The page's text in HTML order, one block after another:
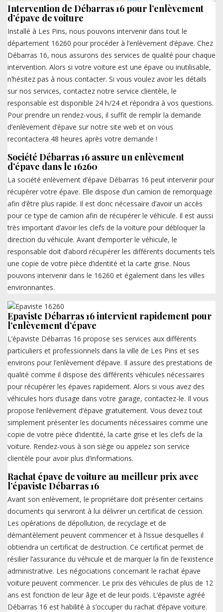
Intervention de Débarras 16 pour l’enlèvement
d’épave de voiture
Installé à Les Pins, nous pouvons intervenir dans tout le
département 16260 pour procéder à l’enlèvement d’épave. Chez
Débarras 16, nous assurons des services de qualité pour chaque
intervention. Alors si votre voiture est une épave ou inutilisable,
n’hésitez pas à nous contacter. Si vous voulez avoir les détails
sur nos services, contactez notre service clientèle, le
responsable est disponible 24 h/24 et répondra à vos questions.
Pour prendre un rendez-vous, il suffit de remplir la demande
d’enlèvement d’épave sur notre site web et on vous
recontactera 48 heures après votre demande !
Société Débarras 16 assure un enlèvement
d’épave dans le 16260
La société enlèvement d’épave Débarras 16 peut intervenir pour
récupérer votre épave. Elle dispose d’un camion de remorquage
afin d’être plus rapide. Il est donc nécessaire d’avoir un accès
pour ce type de camion afin de récupérer le véhicule. Il est aussi
très important d’avoir les clefs de la voiture pour débloquer la
direction du véhicule. Avant d’emporter le véhicule, le
responsable doit d’abord récupérer les différents documents tels
une copie de votre pièce d’identité et la carte grise. Nous
pouvons intervenir dans le 16260 et également dans les villes
environnantes.
Epaviste Débarras 16 intervient rapidement pour
l’enlèvement d’épave
L’épaviste Débarras 16 propose ses services aux différents
particuliers et professionnels dans la ville de Les Pins et ses
environs pour l’enlèvement d’épave. Il assure des prestations de
qualité comme il dispose des différents véhicules nécessaires
pour récupérer les épaves rapidement. Alors si vous avez des
véhicules hors d’usage dans votre garage, contactez-le. Il vous
propose l’enlèvement d’épave gratuitement. Vous devez tout
simplement présenter les documents nécessaires comme une
copie de votre pièce d’identité, la carte grise et les clefs de la
voiture. Rendez-vous à son siège ou appelez son service
clientèle pour avoir plus d’informations.
Rachat épave de voiture au meilleur prix avec
l’épaviste Débarras 16
Avant son enlèvement, le propriétaire doit présenter certains
documents qui serviront à lui délivrer un certificat de cession.
Les opérations de dépollution, de recyclage et de
démantèlement peuvent commencer et à l’issue desquelles il
obtiendra un certificat de destruction. Ce certificat permet de
résilier l’assurance du véhicule et de marquer la fin de l’existence
administrative. Les négociations concernant le rachat épave
voiture peuvent commencer. Le prix des véhicules de plus de 12
ans est fonction de leur âge et de leur poids. L’épaviste agréé
Débarras 16 est habilité à s’occuper du rachat d’épave voiture.